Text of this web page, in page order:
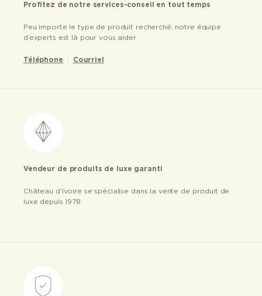
Profitez de notre services-conseil en tout temps
Peu importe le type de produit recherché, notre équipe
d’experts est là pour vous aider
Téléphone Courriel
Vendeur de produits de luxe garanti
Château d’ivoire se spécialise dans la vente de produit de
luxe depuis 1978